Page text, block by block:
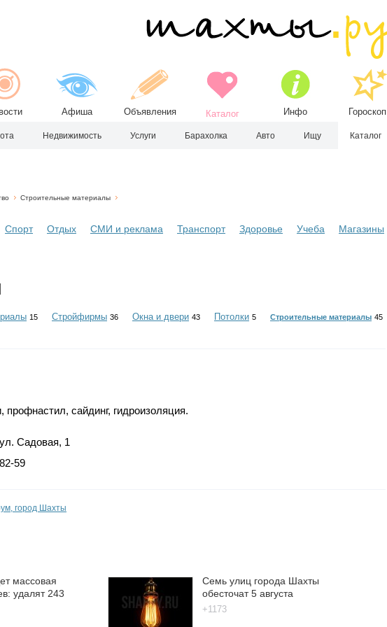
Афиша Объявления Каталог Инфо Гороскоп
Недвижимость Услуги Барахолка Авто Ищу Каталог
Строительные материалы
Спорт Отдых СМИ и реклама Транспорт Здоровье Учеба Магазины
15 Стройфирмы 36 Окна и двери 43 Потолки 5 Строительные материалы 45
сайдинг, гидроизоляция.
Садовая, 1
59
город Шахты
массовая
удалят 243
Семь улиц города Шахты
обесточат 5 августа
+1173